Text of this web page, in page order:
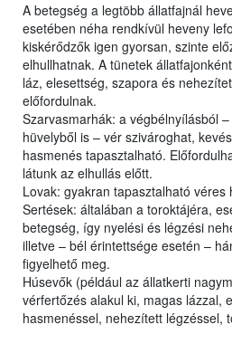
A betegség a legtöbb állatfajnál
esetében néha rendkívül heveny
kiskérődzők igen gyorsan, szinte
elhullhatnak. A tünetek
láz, elesettség, szapora és
előfordulnak.
Szarvasmarhák: a végbélnyílásból
hüvelyből is – vér szivároghat,
hasmenés tapasztalható.
látunk az elhullás előtt.
Lovak: gyakran tapasztalható véres
Sertések: általában a toroktájéra,
betegség, így nyelési és légzési
illetve – bél érintettsége esetén –
figyelhető meg.
Húsevők (például az állatkerti
vérfertőzés alakul ki, magas lázzal,
hasmenéssel, nehezített légzéssel,